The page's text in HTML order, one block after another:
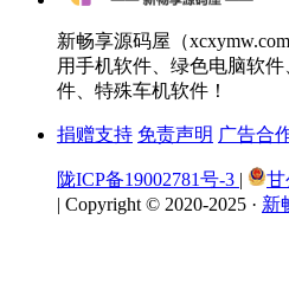
新畅享源码屋（
用手机软件、绿色电脑软
件、特殊车机软件！
捐赠支持 免责声明 广告合
陇ICP备19002781号-3 |
甘
| Copyright © 2020-2025 · 新